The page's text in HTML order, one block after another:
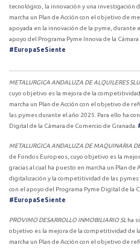
tecnológico, la innovación y una investigación
marcha un Plan de Acción con el objetivo de
apoyada en la innovación de la pyme, durante
apoyo del Programa Pyme Innova de la Cámara
#EuropaSeSiente
METALURGICA ANDALUZA DE ALQUILERES SLU
cuyo objetivo es la mejora de la competitividad
marcha un Plan de Acción con el objetivo de
las pymes durante el año 2025. Para ello ha
Digital de la Cámara de Comercio de Granada.
METALURGICA ANDALUZA DE MAQUINARIA DE
de Fondos Europeos, cuyo objetivo es la
gracias al cual ha puesto en marcha un Plan
digitalización y la competitividad de las pymes
con el apoyo del Programa Pyme Digital de la
#EuropaSeSiente
PROVIMO DESARROLLO INMOBILIARIO SL ha
objetivo es la mejora de la competitividad de
marcha un Plan de Acción con el objetivo de